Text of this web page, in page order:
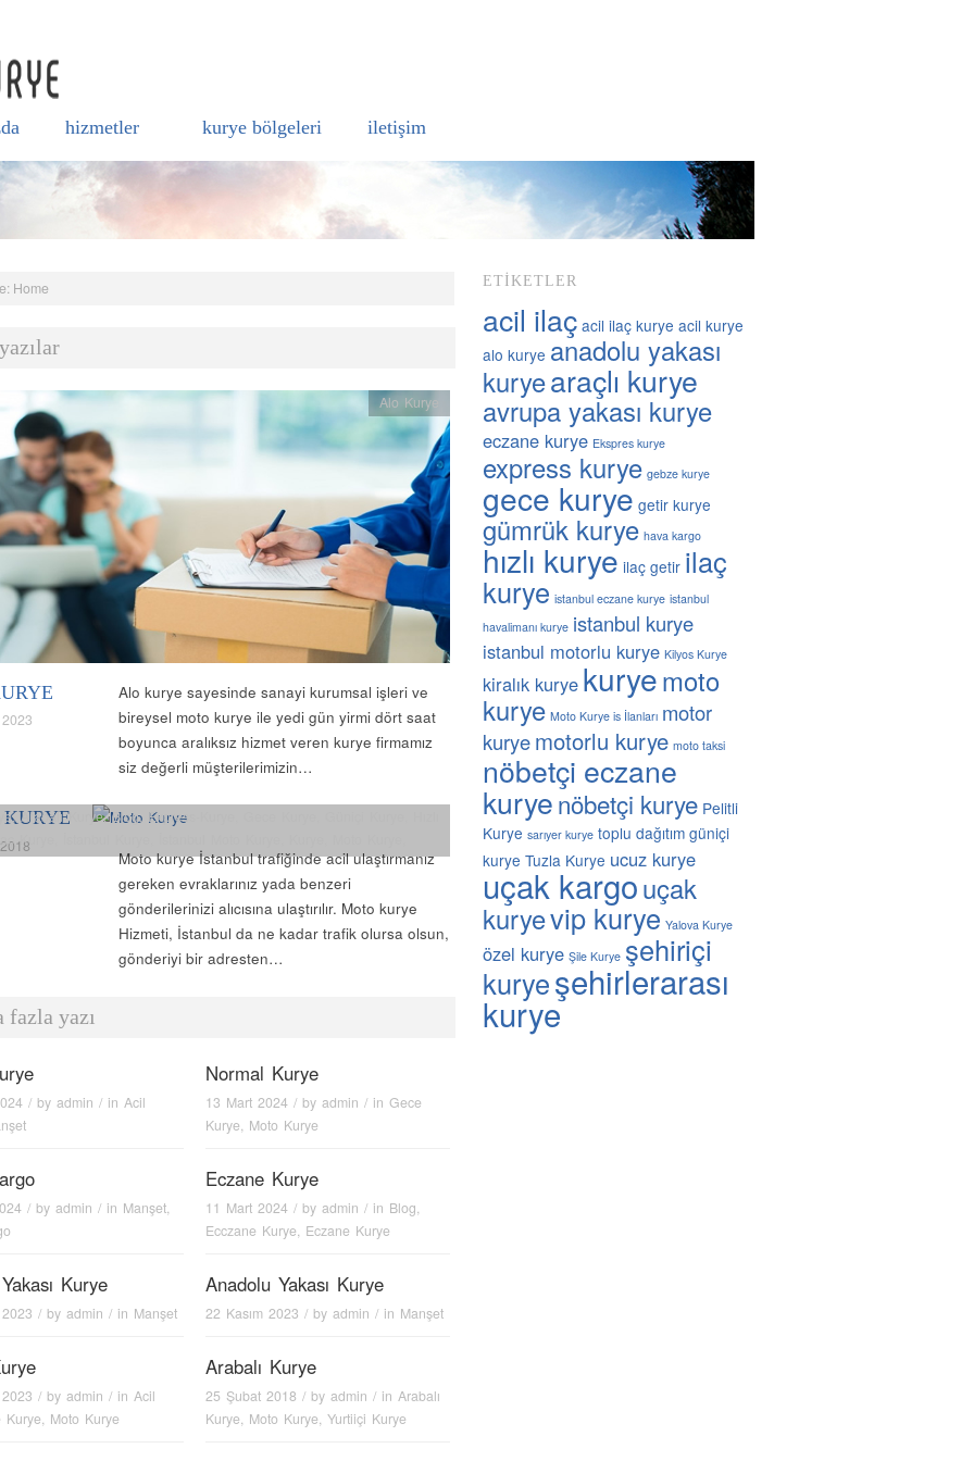
hizmetler kurye bölgeleri i̇letişim
GÜNIÇI KURYE
8 Nisan 2024
Home
Alo Kurye
Alo kurye sayesinde sanayi kurumsal işleri ve
bireysel moto kurye ile yedi gün yirmi dört saat
boyunca aralıksız hizmet veren kurye firmamız
siz değerli müşterilerimizin…
,Arabalı Kurye,Blog, Express-Kurye
Kurye
,Normal Kurye,Özel Kurye,Uçak Kurye,Vip Kurye,Yurtiiçi
Moto kurye İstanbul trafiğinde acil ulaştırmanız
gereken evraklarınız yada benzeri
gönderilerinizi alıcısına ulaştırılır. Moto kurye
Hizmeti, İstanbul da ne kadar trafik olursa olsun,
gönderiyi bir adresten…
fazla yazı
/ by admin / in Acil
Normal Kurye
13 Mart 2024 / by admin / in Gece
Kurye Moto Kurye
/ by admin / in Manşet,
Eczane Kurye
11 Mart 2024 / by admin / in Blog,
Ecczane Kurye, Eczane Kurye
Kurye
/ by admin / in Manşet
Anadolu Yakası Kurye
22 Kasım 2023 / by admin / in Manşet
/ by admin / in Acil
Kurye, Moto Kurye
Arabalı Kurye
25 Şubat 2018 / by admin / in Arabalı
Kurye, Moto Kurye, Yurtiiçi Kurye
ETIKETLER
acil ilaç acil ilaç kurye acil kurye
alo kurye anadolu yakası
kuryearaçlı kurye
avrupa yakası kurye
eczane kurye Ekspres kurye
express kurye gebze kurye
gece kurye getir kurye
gümrük kurye hava kargo
hızlı kurye ilaç getir ilaç
kurye istanbul eczane kurye istanbul
havalimanı kurye istanbul kurye
istanbul motorlu kurye Kilyos Kurye
kiralık kurye kuryemoto
kurye Moto Kurye is İlanları motor
kuryemotorlu kurye moto taksi
nöbetçi eczane
kuryenöbetçi kurye Pelitli
Kurye sarıyer kurye toplu dağıtım güniçi
kurye Tuzla Kurye ucuz kurye
uçak kargouçak
kuryevip kurye Yalova Kurye
özel kurye Şile Kurye şehiriçi
kuryeşehirlerarası
kurye